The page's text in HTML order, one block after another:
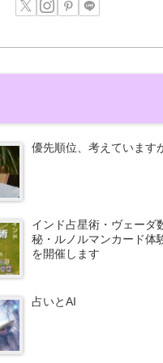
優先順位、考えています
インド占星術・ヴェーダ
秘・ルノルマンカード体
を開催します
占いとAI